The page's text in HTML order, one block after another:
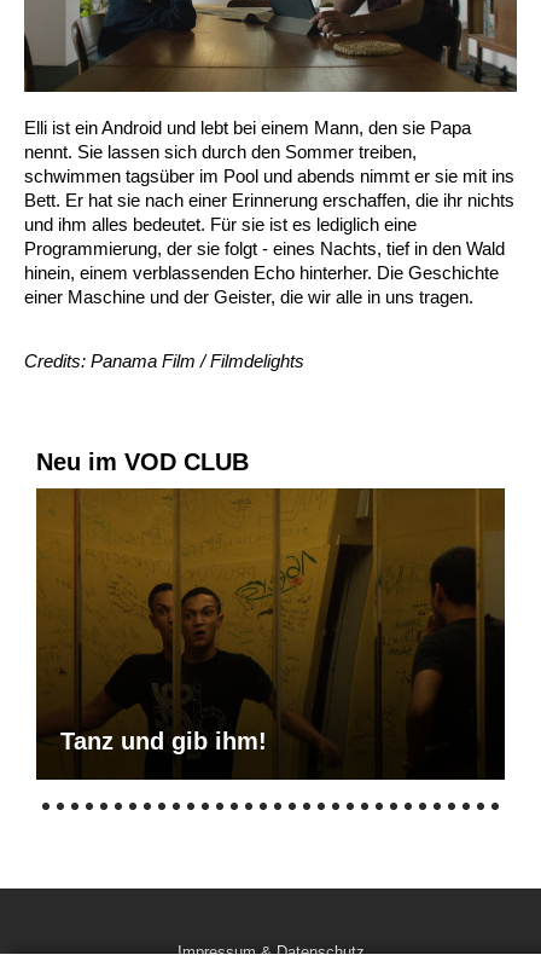
Elli ist ein Android und lebt bei einem Mann, den sie Papa
nennt. Sie lassen sich durch den Sommer treiben,
schwimmen tagsüber im Pool und abends nimmt er sie mit ins
Bett. Er hat sie nach einer Erinnerung erschaffen, die ihr nichts
und ihm alles bedeutet. Für sie ist es lediglich eine
Programmierung, der sie folgt - eines Nachts, tief in den Wald
hinein, einem verblassenden Echo hinterher. Die Geschichte
einer Maschine und der Geister, die wir alle in uns tragen.
Credits: Panama Film / Filmdelights
Neu im VOD CLUB
Tanz und gib ihm!